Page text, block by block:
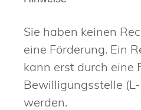
Sie haben keinen
eine Förderung. Ein
kann erst durch eine
Bewilligungsstelle
werden.